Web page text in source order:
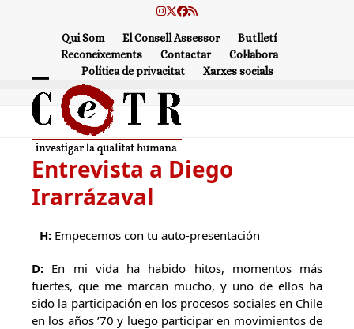
Instagram
Twitter
Facebook
RSS
Qui Som El Consell Assessor
Butlletí
Reconeixements
Contactar
Col·labora
Política de privacitat
Xarxes socials
Open
mobile
menu
Close
mobile
menu
Entrevista a Diego
Irarrázaval
H: Empecemos con tu auto-presentación
D: En mi vida ha habido hitos, momentos más
fuertes, que me marcan mucho, y uno de ellos ha
sido la participación en los procesos sociales en Chile
en los años ’70 y luego participar en movimientos de